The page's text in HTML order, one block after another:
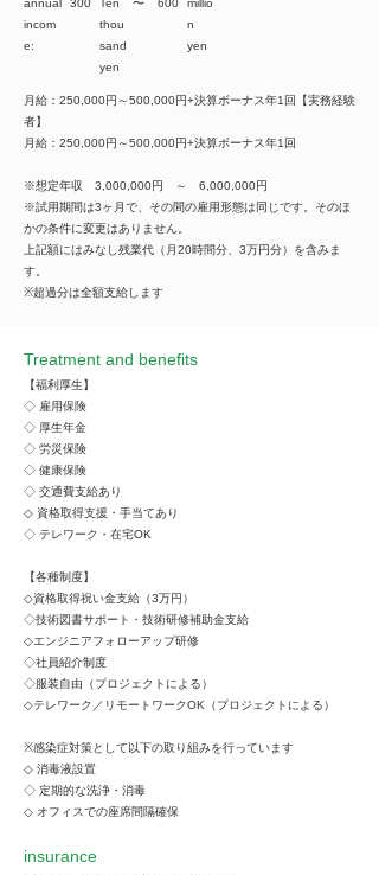
annual
incom
e:
300
Ten
thou
sand
yen
​〜 600
millio
n
yen
月給：250,000円～500,000円+決算ボーナス年1回【実務経験
者】
月給：250,000円～500,000円+決算ボーナス年1回
※想定年収 3,000,000円 ～ 6,000,000円
※試用期間は3ヶ月で、その間の雇用形態は同じです。そのほ
かの条件に変更はありません。
上記額にはみなし残業代（月20時間分、3万円分）を含みま
す。
※超過分は全額支給します
Treatment and benefits
【福利厚生】
◇ 雇用保険
◇ 厚生年金
◇ 労災保険
◇ 健康保険
◇ 交通費支給あり
◇ 資格取得支援・手当てあり
◇ テレワーク・在宅OK
【各種制度】
◇資格取得祝い金支給（3万円）
◇技術図書サポート・技術研修補助金支給
◇エンジニアフォローアップ研修
◇社員紹介制度
◇服装自由（プロジェクトによる）
◇テレワーク／リモートワークOK（プロジェクトによる）
※感染症対策として以下の取り組みを行っています
◇ 消毒液設置
◇ 定期的な洗浄・消毒
◇ オフィスでの座席間隔確保
insurance